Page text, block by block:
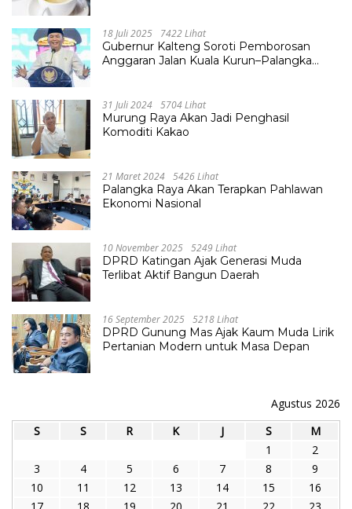
18 Juli 2025 7422 Lihat
Gubernur Kalteng Soroti Pemborosan
Anggaran Jalan Kuala Kurun–Palangka
31 Juli 2024 5704 Lihat
Murung Raya Akan Jadi Penghasil
Komoditi Kakao
21 Maret 2024 5426 Lihat
Palangka Raya Akan Terapkan Pahlawan
Ekonomi Nasional
10 November 2025 5249 Lihat
DPRD Katingan Ajak Generasi Muda
Terlibat Aktif Bangun Daerah
16 September 2025 5218 Lihat
DPRD Gunung Mas Ajak Kaum Muda Lirik
Pertanian Modern untuk Masa Depan
Agustus 2026
S
S R K J S
M
1
2
3
4 5 6 7 8
9
10
11 12 13 14 15
16